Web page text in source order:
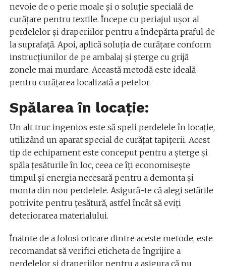
nevoie de o perie moale și o soluție specială de
curățare pentru textile. Începe cu periajul ușor al
perdelelor și draperiilor pentru a îndepărta praful de
la suprafață. Apoi, aplică soluția de curățare conform
instrucțiunilor de pe ambalaj și șterge cu grijă
zonele mai murdare. Această metodă este ideală
pentru curățarea localizată a petelor.
Spălarea în locație:
Un alt truc ingenios este să speli perdelele în locație,
utilizând un aparat special de curățat tapițerii. Acest
tip de echipament este conceput pentru a șterge și
spăla țesăturile în loc, ceea ce îți economisește
timpul și energia necesară pentru a demonta și
monta din nou perdelele. Asigură-te că alegi setările
potrivite pentru țesătură, astfel încât să eviți
deteriorarea materialului.
Înainte de a folosi oricare dintre aceste metode, este
recomandat să verifici eticheta de îngrijire a
perdelelor și draperiilor pentru a asigura că nu